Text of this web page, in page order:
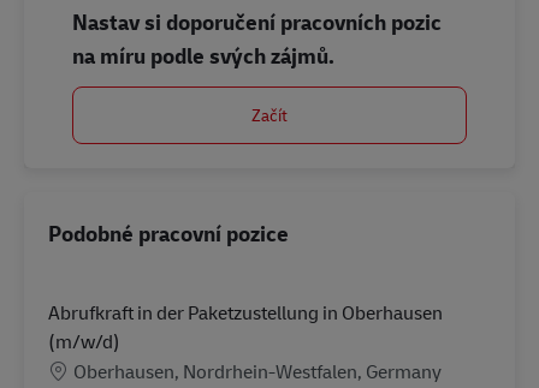
Nastav si doporučení pracovních pozic
na míru podle svých zájmů.
Začít
Podobné pracovní pozice
Abrufkraft in der Paketzustellung in Oberhausen
(m/w/d)
Location
Oberhausen, Nordrhein-Westfalen, Germany